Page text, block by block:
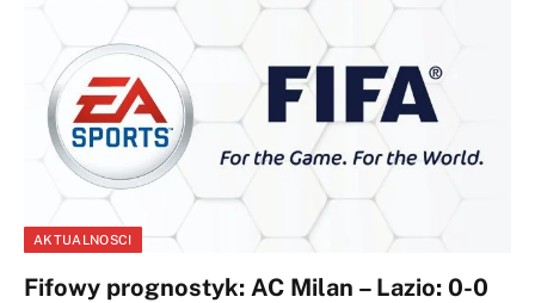
AKTUALNOSCI
Fifowy prognostyk: AC Milan – Lazio: 0-0